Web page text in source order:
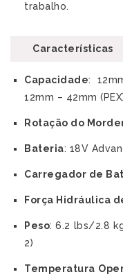
trabalho.
Características
Capacidade:
12mm – 42mm
Rotação do
Bateria: 18V
Carregador de
Força Hidráulica
Peso: 6.2 lbs/2.8
2)
Temperatura